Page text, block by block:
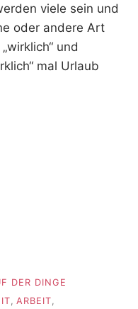
viele sein und
oder andere Art
und
mal Urlaub
DER DINGE
, ARBEIT,